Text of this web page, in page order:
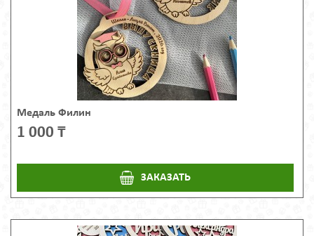
Медаль Филин
1 000 ₸
ЗАКАЗАТЬ